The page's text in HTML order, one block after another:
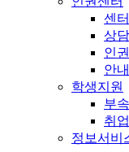
센
상
인
안
학생지원
부
취
정보서비